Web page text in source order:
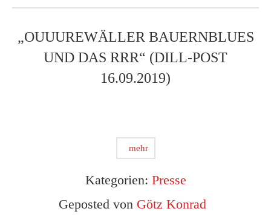
„OUUUREWÄLLER BAUERNBLUES
UND DAS RRR“ (DILL-POST
16.09.2019)
mehr
Kategorien: Presse
Geposted von Götz Konrad